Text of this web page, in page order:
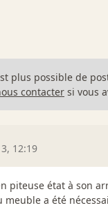
plus possible de
contacter si vous
12:19
piteuse état à son
a été